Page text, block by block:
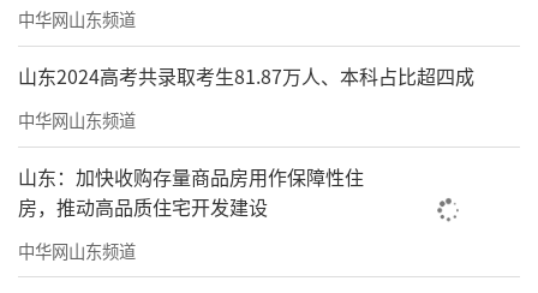
暖心服务
跑步最重要的是身体放松，才能跑得更
中华网山东频道
山东2024高考共录取考生81.87万人、本科占比超四成
中华网山东频道
山东：加快收购存量商品房用作保障性住
房，推动高品质住宅开发建设
中华网山东频道